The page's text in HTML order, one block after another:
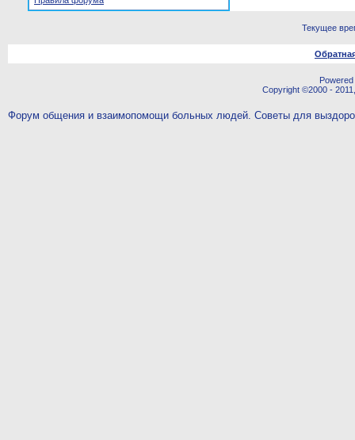
Текущее
Copyright ©2000 -
Форум общения и взаимопомощи больных людей. Советы для